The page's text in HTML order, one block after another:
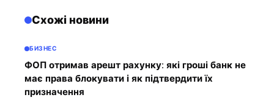
Схожі новини
БИЗНЕС
ФОП отримав арешт рахунку: які гроші банк не
має права блокувати і як підтвердити їх
призначення